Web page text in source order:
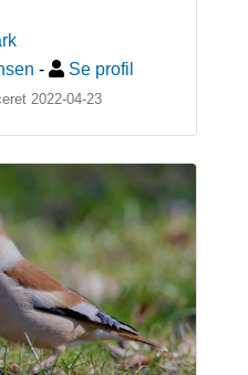
- Se profil
2022-04-23